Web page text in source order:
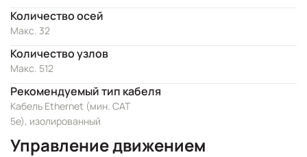
Количество осей
Макс. 32
Количество узлов
Макс. 512
Рекомендуемый тип кабеля
Кабель Ethernet (мин. CAT
5e), изолированный
Управление движением